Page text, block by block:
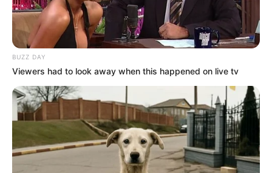
BUZZ DAY
Viewers had to look away when this happened on live tv